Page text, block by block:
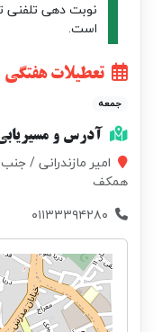
نوبت دهی تلفنی
است.
تعطیلات هفتگی
جمعه
آدرس و
امیر مازندرانی /
همکف